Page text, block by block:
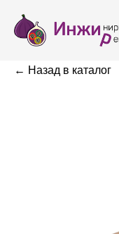
← Назад в каталог